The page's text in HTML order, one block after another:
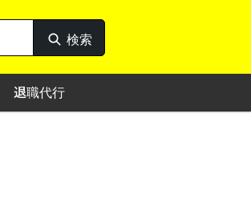
検索
検
索
退職代行